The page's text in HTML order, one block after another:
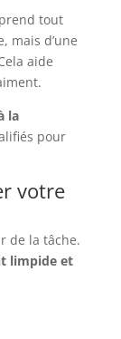
tout
mais d’une
aide
la
pour
votre
de la tâche.
limpide et